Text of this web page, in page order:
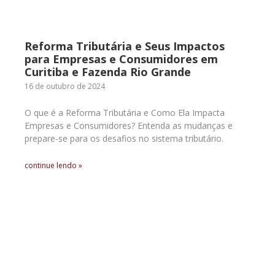
Reforma Tributária e Seus Impactos
para Empresas e Consumidores em
Curitiba e Fazenda Rio Grande
16 de outubro de 2024
O que é a Reforma Tributária e Como Ela Impacta
Empresas e Consumidores? Entenda as mudanças e
prepare-se para os desafios no sistema tributário.
continue lendo »